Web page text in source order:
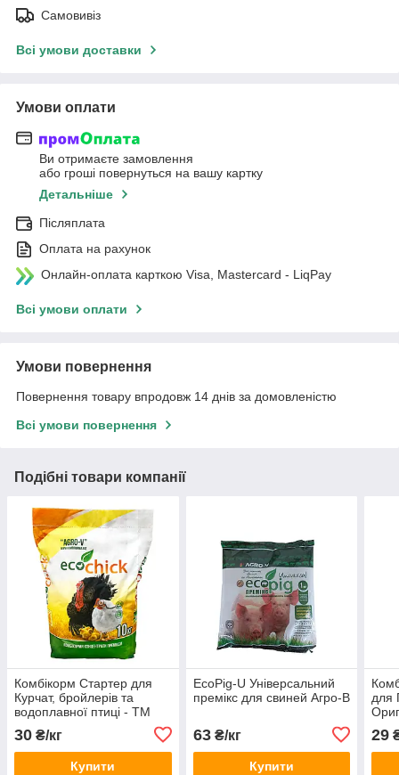
Самовивіз
Всі умови доставки
Умови оплати
Ви отримаєте замовлення
або гроші повернуться на вашу картку
Детальніше
Післяплата
Оплата на рахунок
Онлайн-оплата карткою Visa, Mastercard - LiqPay
Всі умови оплати
Умови повернення
Повернення товару впродовж 14 днів за домовленістю
Всі умови повернення
Подібні товари компанії
Комбікорм Стартер для
Курчат, бройлерів та
водоплавної птиці - ТМ
30 ₴/кг
Купити
EcoPig-U Універсальний
премікс для свиней Агро-В
63₴/кг
Купити
для
29